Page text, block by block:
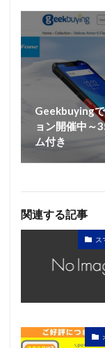
Geekbuying
ョン開催中～
ム付き
関連する記事
ス